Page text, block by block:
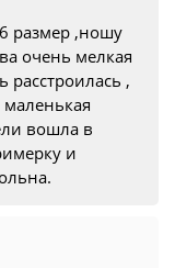
размер ,ношу
очень мелкая
расстроилась ,
маленькая
вошла в
и